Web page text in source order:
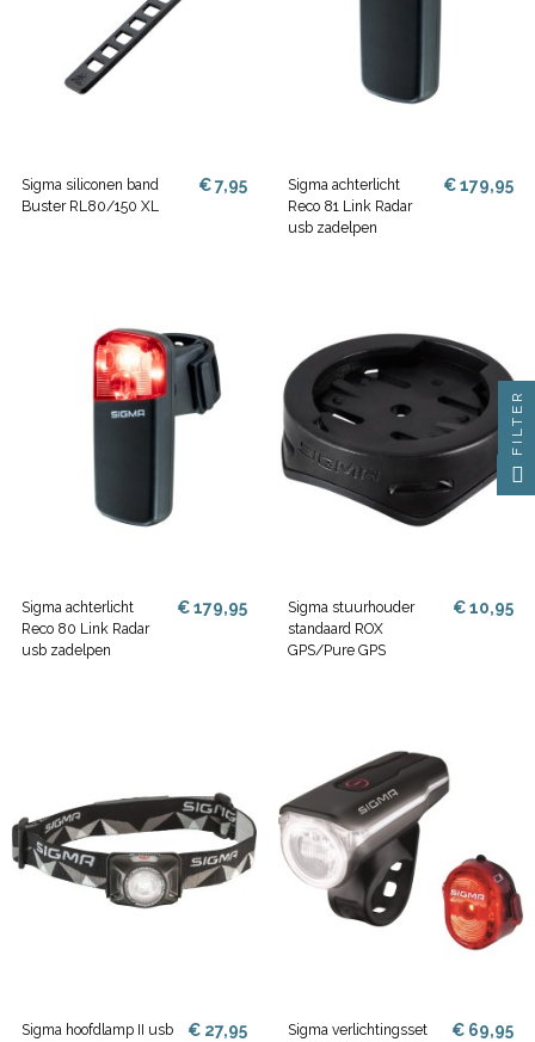
Sigma siliconen band
Buster RL80/150 XL
€ 7,95
Sigma achterlicht
Reco 81 Link Radar
usb zadelpen
€ 179,95
Sigma achterlicht
Reco 80 Link Radar
usb zadelpen
€ 179,95
Sigma stuurhouder
standaard ROX
GPS/Pure GPS
€ 10,95
Sigma hoofdlamp II usb € 27,95
Sigma verlichtingsset
€ 69,95
FILTER